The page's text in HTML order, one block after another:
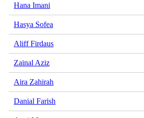
Hana Imani
Hasya Sofea
Aliff Firdaus
Zainal Aziz
Aira Zahirah
Danial Farish